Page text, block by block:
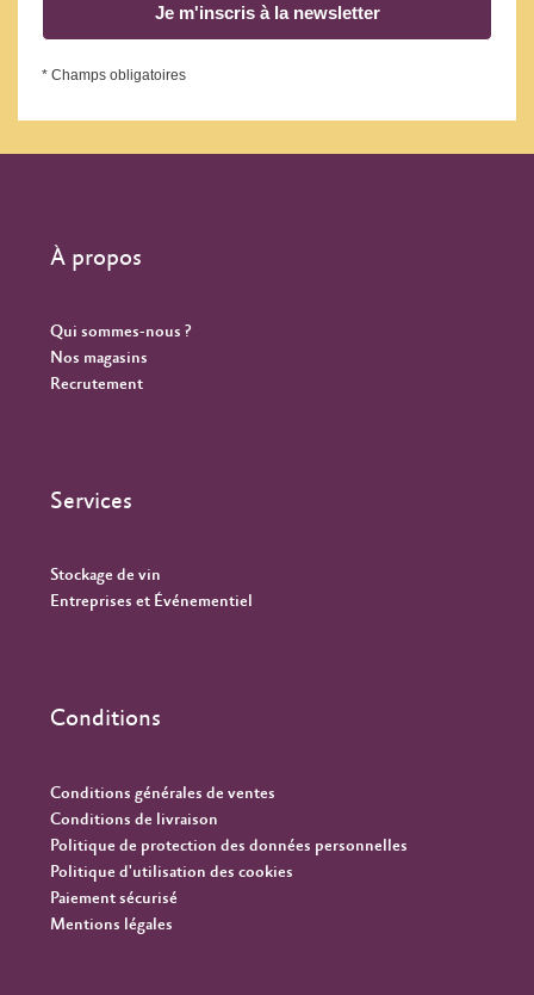
Je m'inscris à la newsletter
* Champs obligatoires
À propos
Qui sommes-nous ?
Nos magasins
Recrutement
Services
Stockage de vin
Entreprises et Événementiel
Conditions
Conditions générales de ventes
Conditions de livraison
Politique de protection des données personnelles
Politique d'utilisation des cookies
Paiement sécurisé
Mentions légales